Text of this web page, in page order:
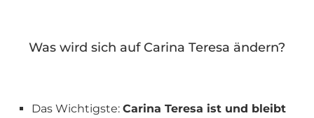
Was wird sich auf Carina Teresa ändern?
Das Wichtigste: Carina Teresa ist und bleibt